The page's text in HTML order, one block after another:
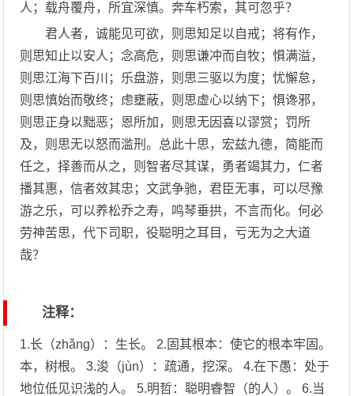
人；载舟覆舟，所宜深慎。奔车朽索，其可忽乎？
君人者，诚能见可欲，则思知足以自戒；将有作，
则思知止以安人；念高危，则思谦冲而自牧；惧满溢，
则思江海下百川；乐盘游，则思三驱以为度；忧懈怠，
则思慎始而敬终；虑壅蔽，则思虚心以纳下；惧谗邪，
则思正身以黜恶；恩所加，则思无因喜以谬赏；罚所
及，则思无以怒而滥刑。总此十思，宏兹九德，简能而
任之，择善而从之，则智者尽其谋，勇者竭其力，仁者
播其惠，信者效其忠；文武争驰，君臣无事，可以尽豫
游之乐，可以养松乔之寿，鸣琴垂拱，不言而化。何必
劳神苦思，代下司职，役聪明之耳目，亏无为之大道
哉？
注释：
1.长（zhǎng）：生长。 2.固其根本：使它的根本牢固。
本，树根。 3.浚（jùn）：疏通，挖深。 4.在下愚：处于
地位低见识浅的人。 5.明哲：聪明睿智（的人）。 6.当